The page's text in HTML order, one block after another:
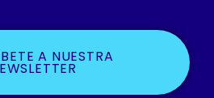
A NUESTRA